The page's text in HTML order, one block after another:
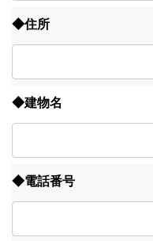
◆住所
◆建物名
◆電話番号